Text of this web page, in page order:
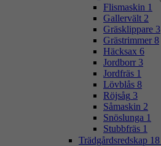
Flismaskin 1
Gallervält 2
Gräsklippare 3
Grästrimmer 8
Häcksax 6
Jordborr 3
Jordfräs 1
Lövblås 8
Röjsåg 3
Såmaskin 2
Snöslunga 1
Stubbfräs 1
Trädgårdsredskap 18